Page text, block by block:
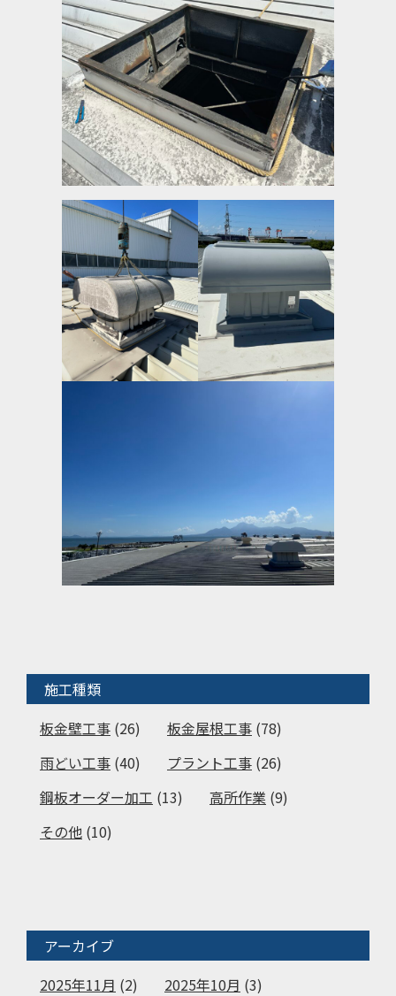
施工種類
板金壁工事 (26) 板金屋根工事 (78)
雨どい工事 (40) プラント工事 (26)
鋼板オーダー加工 (13) 高所作業 (9)
その他 (10)
アーカイブ
2025年11月 (2) 2025年10月 (3)